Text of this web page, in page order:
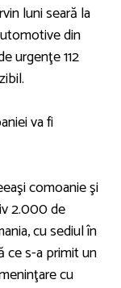
luni seară la
din
urgenţe 112
va fi
comoanie şi
2.000 de
cu sediul în
ce s-a primit un
cu